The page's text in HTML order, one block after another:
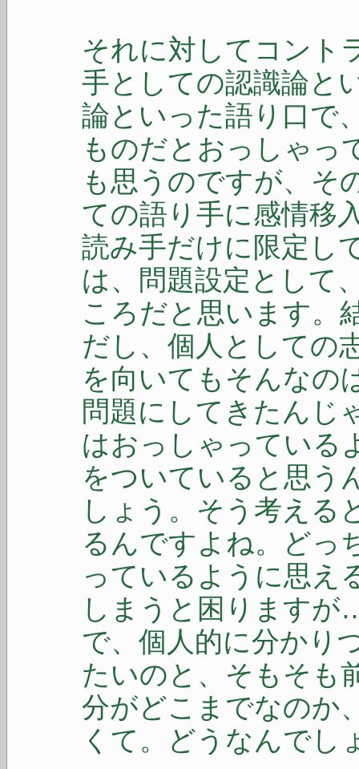
それに対してコント
手としての認識論と
論といった語り口で
ものだとおっしゃっ
も思うのですが、そ
ての語り手に感情移
読み手だけに限定し
は、問題設定として
ころだと思います。
だし、個人としての
を向いてもそんなの
問題にしてきたんじ
はおっしゃっている
をついていると思
しょう。そう考える
るんですよね。どっ
っているように思え
しまうと困ります
で、個人的に分かり
たいのと、そもそも
分がどこまでなのか
くて。どうなんでし